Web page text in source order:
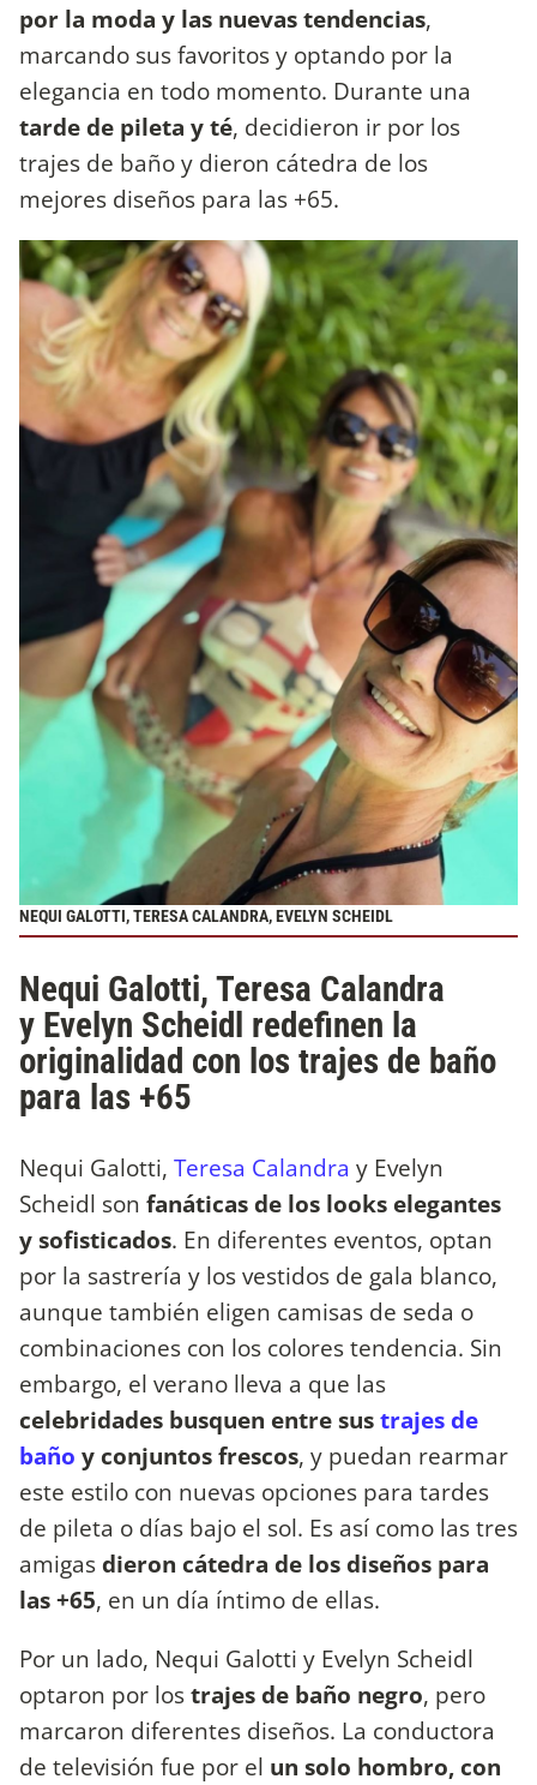
por la moda y las nuevas tendencias,
marcando sus favoritos y optando por la
elegancia en todo momento. Durante una
tarde de pileta y té, decidieron ir por los
trajes de baño y dieron cátedra de los
mejores diseños para las +65.
NEQUI GALOTTI, TERESA CALANDRA, EVELYN SCHEIDL
Nequi Galotti, Teresa Calandra
y Evelyn Scheidl redefinen la
originalidad con los trajes de baño
para las +65
Nequi Galotti, Teresa Calandra y Evelyn
Scheidl son fanáticas de los looks elegantes
y sofisticados. En diferentes eventos, optan
por la sastrería y los vestidos de gala blanco,
aunque también eligen camisas de seda o
combinaciones con los colores tendencia. Sin
embargo, el verano lleva a que las
celebridades busquen entre sustrajes de
baño y conjuntos frescos, y puedan rearmar
este estilo con nuevas opciones para tardes
de pileta o días bajo el sol. Es así como las tres
amigasdieron cátedra de los diseños para
las +65, en un día íntimo de ellas.
Por un lado, Nequi Galotti y Evelyn Scheidl
optaron por lostrajes de baño negro, pero
marcaron diferentes diseños. La conductora
de televisión fue por el un solo hombro, con